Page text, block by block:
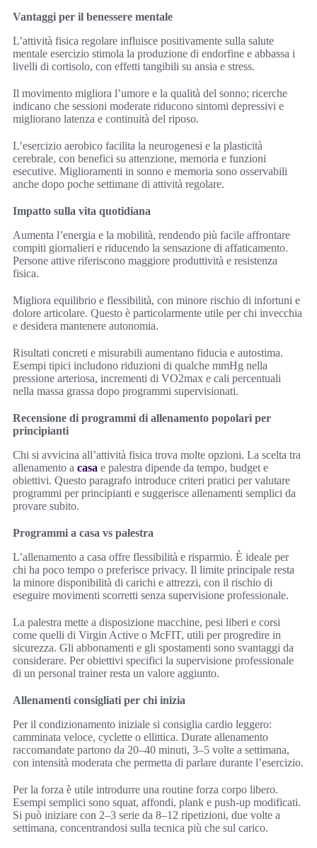
Vantaggi per il benessere mentale
L’attività fisica regolare influisce positivamente sulla salute
mentale esercizio stimola la produzione di endorfine e abbassa i
livelli di cortisolo, con effetti tangibili su ansia e stress.
Il movimento migliora l’umore e la qualità del sonno; ricerche
indicano che sessioni moderate riducono sintomi depressivi e
migliorano latenza e continuità del riposo.
L’esercizio aerobico facilita la neurogenesi e la plasticità
cerebrale, con benefici su attenzione, memoria e funzioni
esecutive. Miglioramenti in sonno e memoria sono osservabili
anche dopo poche settimane di attività regolare.
Impatto sulla vita quotidiana
Aumenta l’energia e la mobilità, rendendo più facile affrontare
compiti giornalieri e riducendo la sensazione di affaticamento.
Persone attive riferiscono maggiore produttività e resistenza
fisica.
Migliora equilibrio e flessibilità, con minore rischio di infortuni e
dolore articolare. Questo è particolarmente utile per chi invecchia
e desidera mantenere autonomia.
Risultati concreti e misurabili aumentano fiducia e autostima.
Esempi tipici includono riduzioni di qualche mmHg nella
pressione arteriosa, incrementi di VO2max e cali percentuali
nella massa grassa dopo programmi supervisionati.
Recensione di programmi di allenamento popolari per
principianti
Chi si avvicina all’attività fisica trova molte opzioni. La scelta tra
allenamento a casa e palestra dipende da tempo, budget e
obiettivi. Questo paragrafo introduce criteri pratici per valutare
programmi per principianti e suggerisce allenamenti semplici da
provare subito.
Programmi a casa vs palestra
L’allenamento a casa offre flessibilità e risparmio. È ideale per
chi ha poco tempo o preferisce privacy. Il limite principale resta
la minore disponibilità di carichi e attrezzi, con il rischio di
eseguire movimenti scorretti senza supervisione professionale.
La palestra mette a disposizione macchine, pesi liberi e corsi
come quelli di Virgin Active o McFIT, utili per progredire in
sicurezza. Gli abbonamenti e gli spostamenti sono svantaggi da
considerare. Per obiettivi specifici la supervisione professionale
di un personal trainer resta un valore aggiunto.
Allenamenti consigliati per chi inizia
Per il condizionamento iniziale si consiglia cardio leggero:
camminata veloce, cyclette o ellittica. Durate allenamento
raccomandate partono da 20–40 minuti, 3–5 volte a settimana,
con intensità moderata che permetta di parlare durante l’esercizio.
Per la forza è utile introdurre una routine forza corpo libero.
Esempi semplici sono squat, affondi, plank e push-up modificati.
Si può iniziare con 2–3 serie da 8–12 ripetizioni, due volte a
settimana, concentrandosi sulla tecnica più che sul carico.